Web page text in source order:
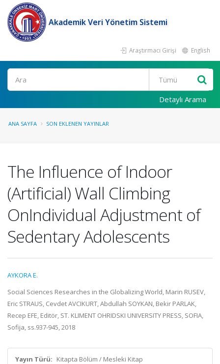
Akademik Veri Yönetim Sistemi
Araştırmacı Girişi English
Ara
Detaylı Arama
ANA SAYFA SON EKLENEN YAYINLAR
The Influence of Indoor
(Artificial) Wall Climbing
OnIndividual Adjustment of
Sedentary Adolescents
AYKORA E.
Social Sciences Researches in the Globalizing World, Marin RUSEV,
Eric STRAUS, Cevdet AVCIKURT, Abdullah SOYKAN, Bekir PARLAK,
Recep EFE, Editör, ST. KLIMENT OHRIDSKI UNIVERSITY PRESS, SOFIA,
Sofija, ss.937-945, 2018
Yayın Türü: Kitapta Bölüm / Mesleki Kitap